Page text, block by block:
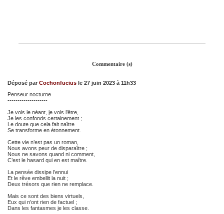
Commentaire (s)
Déposé par Cochonfucius le 27 juin 2023 à 11h33
Penseur nocturne
--------------------
Je vois le néant, je vois l’être,
Je les confonds certainement ;
Le doute que cela fait naître
Se transforme en étonnement.
Cette vie n’est pas un roman,
Nous avons peur de disparaître ;
Nous ne savons quand ni comment,
C’est le hasard qui en est maître.
La pensée dissipe l’ennui
Et le rêve embellit la nuit ;
Deux trésors que rien ne remplace.
Mais ce sont des biens virtuels,
Eux qui n’ont rien de factuel ;
Dans les fantasmes je les classe.